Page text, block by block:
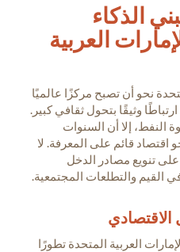
الذكاء
العربية
نحو أن تصبح مركزًا عالميًا
وثيقًا بتحول ثقافي كبير.
النفط، إلا أن السنوات
اقتصاد قائم على المعرفة. لا
تنويع مصادر الدخل
القيم والتطلعات المجتمعية.
الاقتصادي
العربية المتحدة تطورًا